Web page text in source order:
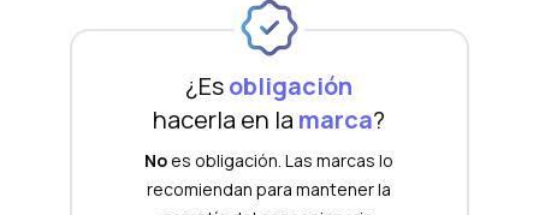
¿Esobligación
hacerla en la marca?
Noes obligación. Las marcas lo
recomiendan para mantener la